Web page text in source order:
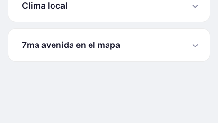
Clima local
7ma avenida en el mapa